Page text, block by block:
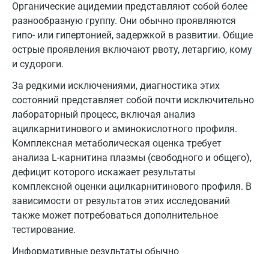
Органические ацидемии представляют собой более
разнообразную группу. Они обычно проявляются
гипо- или гипертонией, задержкой в развитии. Общие
острые проявления включают рвоту, летаргию, кому
и судороги.
За редкими исключениями, диагностика этих
состояний представляет собой почти исключительно
лабораторный процесс, включая анализ
ацилкарнитинового и аминокислотного профиля.
Комплексная метаболическая оценка требует
анализа L-карнитина плазмы (свободного и общего),
дефицит которого искажает результаты
комплексной оценки ацилкарнитинового профиля. В
зависимости от результатов этих исследований
также может потребоваться дополнительное
тестирование.
Информативные результаты обычно
Майкоп
Мурино
Мурманск
Мытищи
Набережные Челны
Наро-Фоминск
Нижневартовск
Нижнекамск
Новокузнецк
Новороссийск